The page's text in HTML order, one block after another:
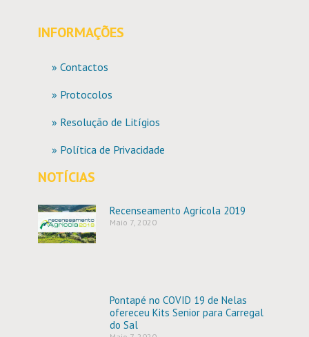
INFORMAÇÕES
» Contactos
» Protocolos
» Resolução de Litígios
» Política de Privacidade
NOTÍCIAS
Recenseamento Agrícola 2019
Maio 7, 2020
Pontapé no COVID 19 de Nelas
ofereceu Kits Senior para Carregal
do Sal